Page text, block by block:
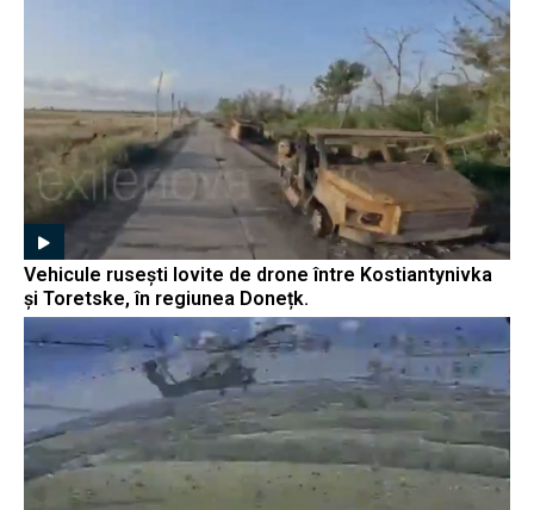
Vehicule rusești lovite de drone între Kostiantynivka
și Toretske, în regiunea Donețk.